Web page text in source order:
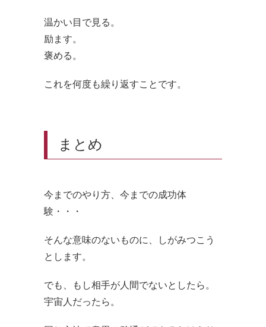
温かい目で見る。
励ます。
褒める。
これを何度も繰り返すことです。
まとめ
今までのやり方、今までの成功体
験・・・
そんな意味のないものに、しがみつこう
とします。
でも、もし相手が人間でないとしたら。
宇宙人だったら。